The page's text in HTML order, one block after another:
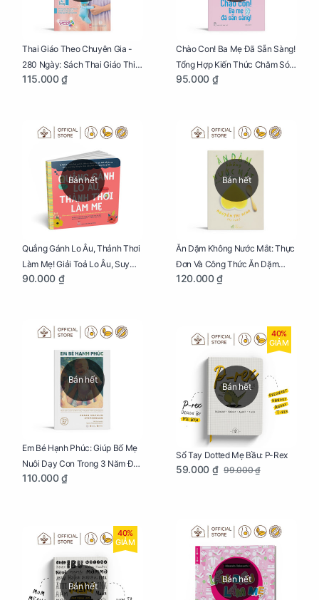
Thai Giáo Theo Chuyên Gia -
280 Ngày: Sách Thai Giáo Thiết
Thực Nhất Cho Mẹ Bầu
115.000 ₫
Chào Con! Ba Mẹ Đã Sẵn Sàng!
Tổng Hợp Kiến Thức Chăm Sóc
Trẻ Sơ Sinh
95.000 ₫
Bán hết
Quẳng Gánh Lo Âu, Thảnh Thơi
Làm Mẹ! Giải Toả Lo Âu, Suy
Nghĩ Tiêu Cực Cho Mẹ
90.000 ₫
Bán hết
Ăn Dặm Không Nước Mắt: Thực
Đơn Và Công Thức Ăn Dặm
Kiểu Nhật
120.000 ₫
Bán hết
Em Bé Hạnh Phúc: Giúp Bố Mẹ
Nuôi Dạy Con Trong 3 Năm Đầu
Đời
110.000 ₫
Bán hết
40%
GIẢM
Sổ Tay Dotted Mẹ Bầu: P-Rex
59.000 ₫ 99.000 ₫
Bán hết
40%
GIẢM
Bán hết